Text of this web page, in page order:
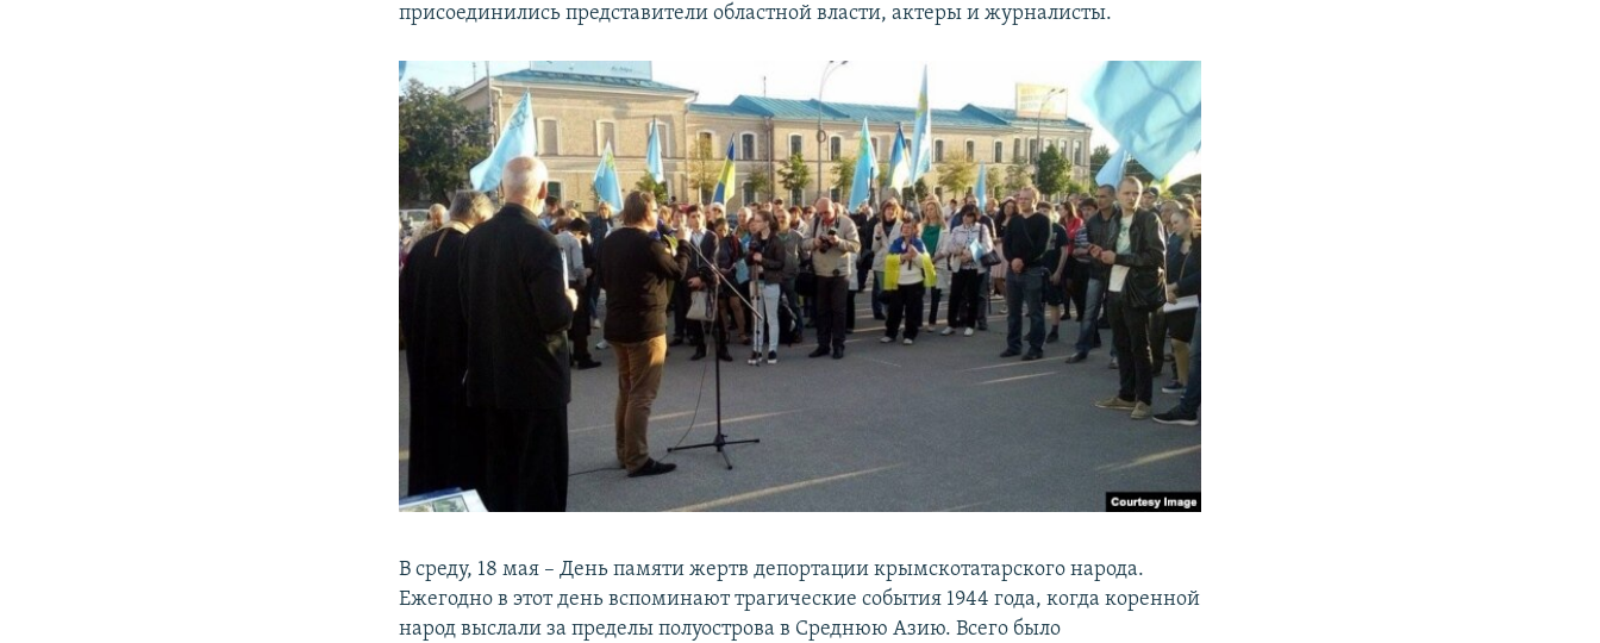
присоединились представители областной власти, актеры и журналисты.
В среду, 18 мая – День памяти жертв депортации крымскотатарского народа.
Ежегодно в этот день вспоминают трагические события 1944 года, когда коренной
народ выслали за пределы полуострова в Среднюю Азию. Всего было